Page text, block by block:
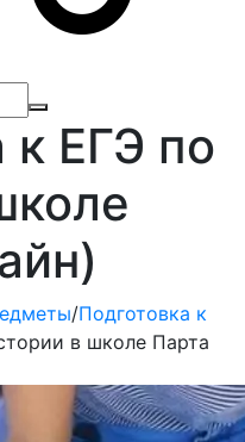
к ЕГЭ по
/Подготовка к
в школе Парта